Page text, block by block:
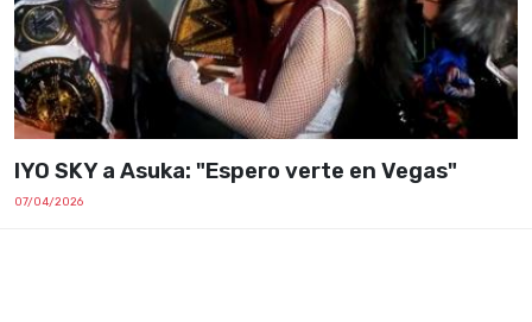
IYO SKY a Asuka: "Espero verte en Vegas"
07/04/2026